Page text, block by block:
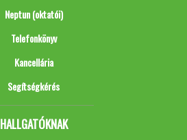
Neptun (oktatói)
Telefonkönyv
Kancellária
Segítségkérés
HALLGATÓKNAK